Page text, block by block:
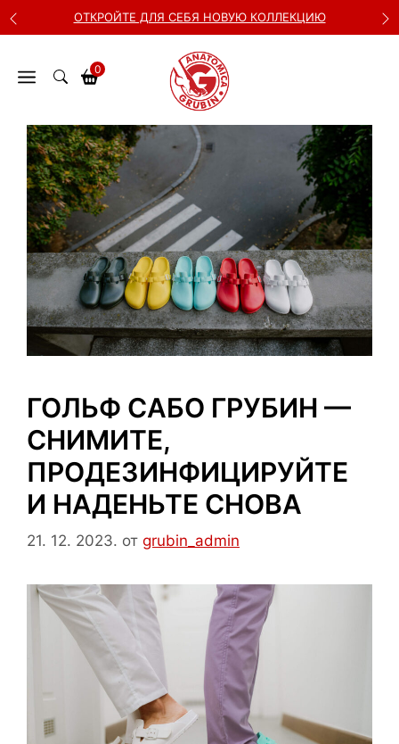
Перейти
к
ОТКРОЙТЕ ДЛЯ СЕБЯ НОВУЮ КОЛЛЕКЦИЮ
0
ГОЛЬФ САБО ГРУБИН —
СНИМИТЕ,
ПРОДЕЗИНФИЦИРУЙТЕ
И НАДЕНЬТЕ СНОВА
21. 12. 2023. от grubin_admin